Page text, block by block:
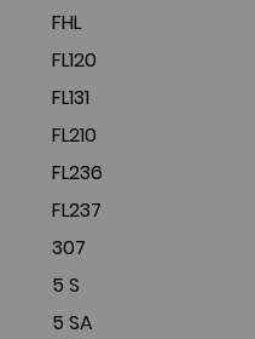
FHL
FL120
FL131
FL210
FL236
FL237
307
5 S
5 SA